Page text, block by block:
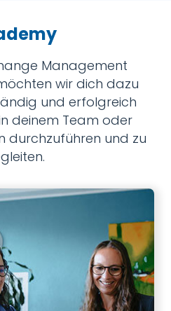
Management
wir dich dazu
und erfolgreich
deinem Team oder
durchzuführen und zu